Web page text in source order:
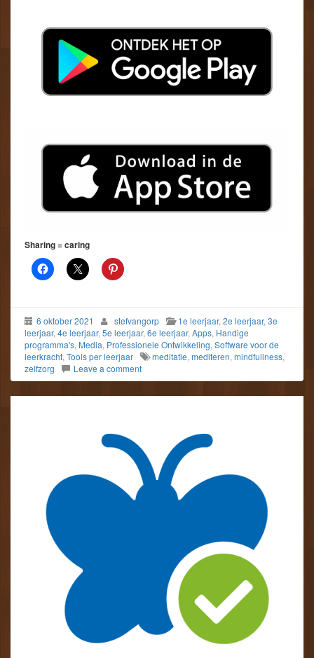
Sharing = caring
6 oktober 2021 stefvangorp 1e leerjaar, 2e leerjaar, 3e
leerjaar, 4e leerjaar, 5e leerjaar, 6e leerjaar, Apps, Handige
programma's, Media, Professionele Ontwikkeling, Software voor de
leerkracht, Tools per leerjaar meditatie, mediteren, mindfullness,
zelfzorg
Leave a comment